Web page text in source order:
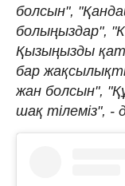
болсын",
болыңыздар",
Қызыңызды
бар
жан болсын",
шақ тілеміз", -